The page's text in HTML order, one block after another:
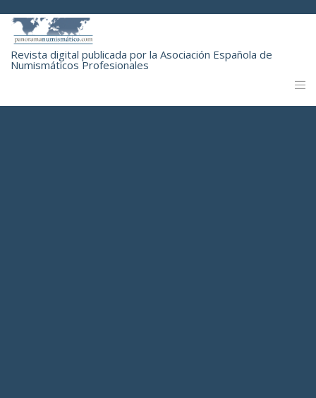
Revista digital publicada por la Asociación Española de
Numismáticos Profesionales